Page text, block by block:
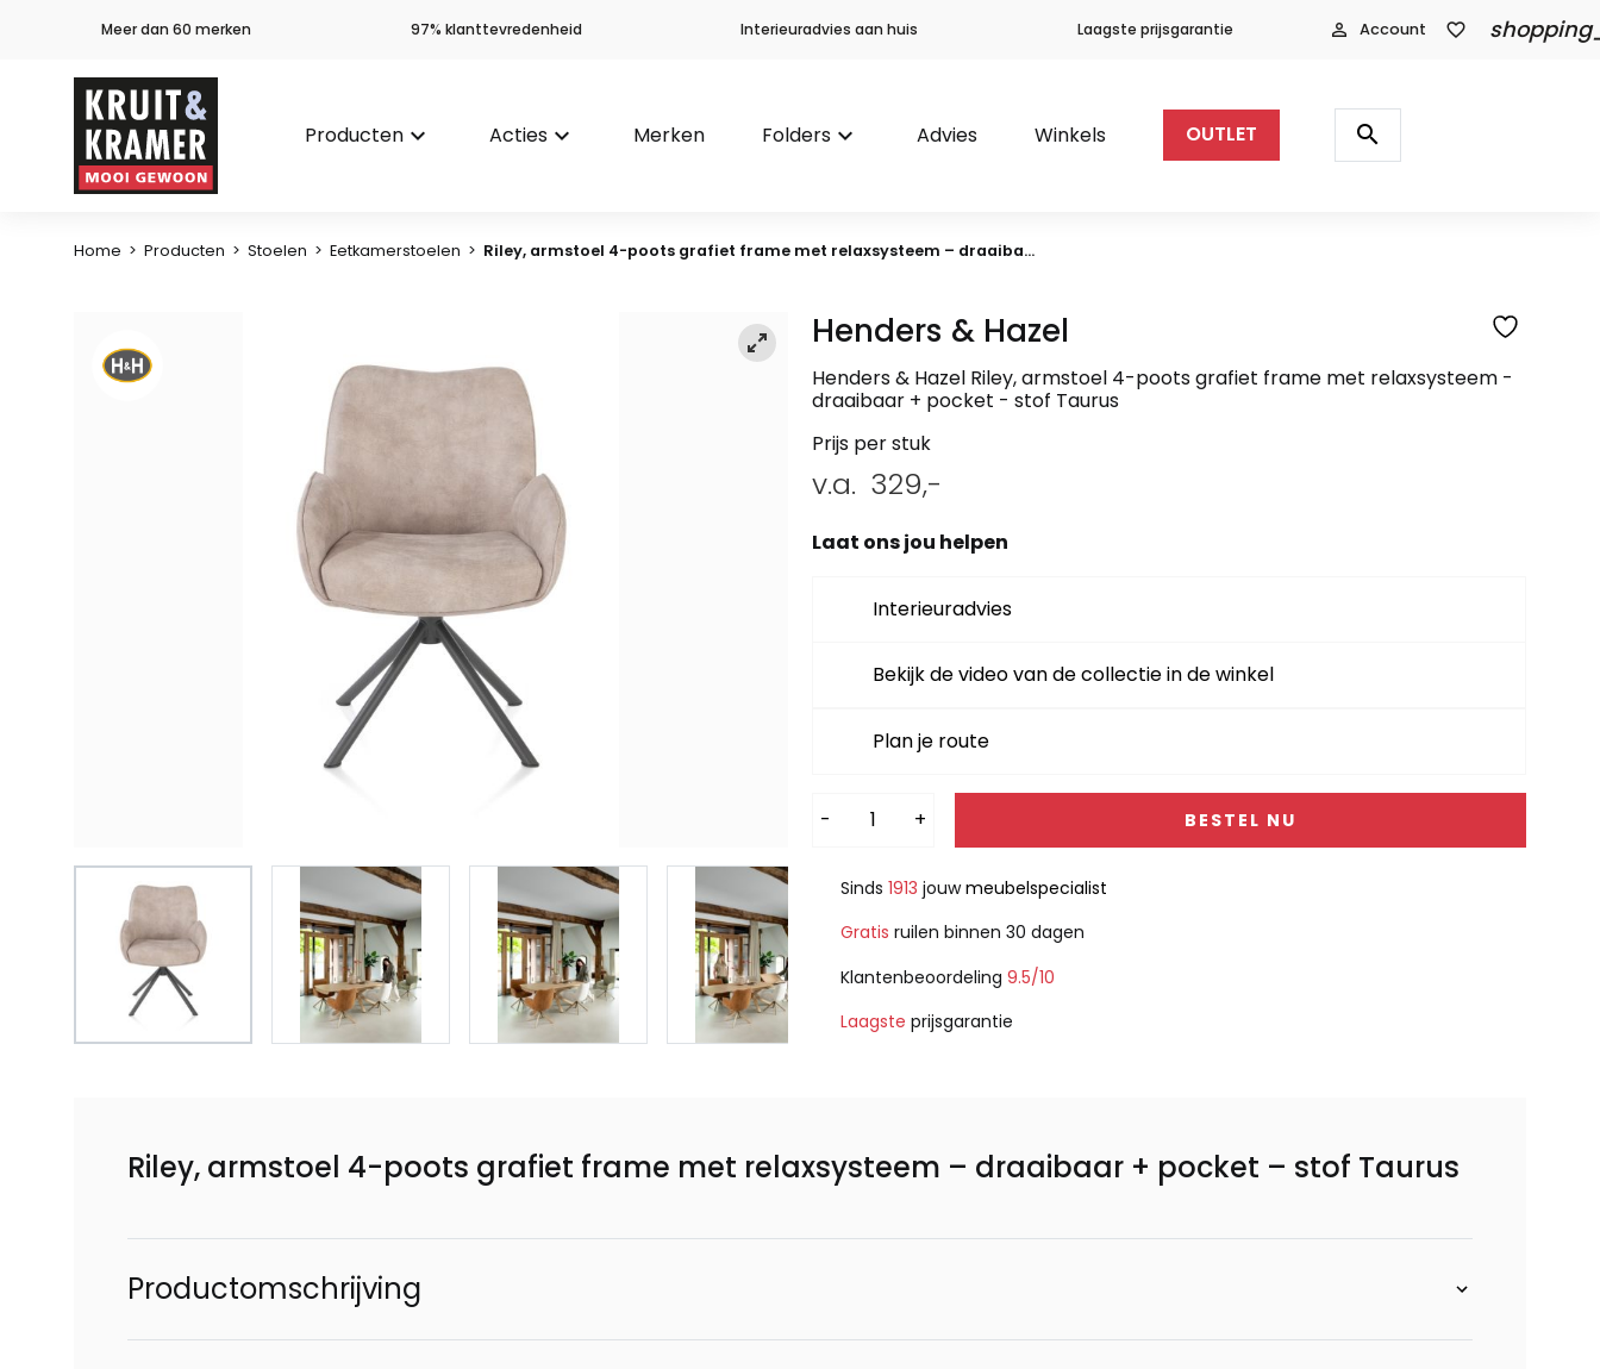
Meer dan 60 merken 97% klanttevredenheid Interieuradvies aan huis Laagste prijsgarantie person_outline Account favorite_border
Producten keyboard_arrow_down Acties keyboard_arrow_down Merken Folders keyboard_arrow_down Advies Winkels OUTLET
Producten
zoeken
search
Home > Producten > Stoelen > Eetkamerstoelen > Riley, armstoel 4-poots grafiet frame met relaxsysteem – draaiba...
Henders & Hazel
Henders & Hazel Riley, armstoel 4-poots grafiet frame met relaxsysteem -
draaibaar + pocket - stof Taurus
Prijs per stuk
v.a. 329,-
Laat ons jou helpen
Interieuradvies
Bekijk de video van de collectie in de winkel
Plan je route
- + BESTEL NU
Alternative:
Sinds 1913 jouwmeubelspecialist
Gratis ruilen binnen 30 dagen
Klantenbeoordeling 9.5/10
Laagste prijsgarantie
Riley, armstoel 4-poots grafiet frame met relaxsysteem – draaibaar + pocket – stof Taurus
Productomschrijving